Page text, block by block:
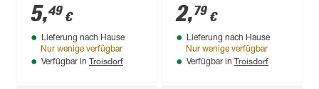
5,49 €
Lieferung nach Hause
Nur wenige verfügbar
Verfügbar in Troisdorf
2,79 €
Lieferung nach Hause
Nur wenige verfügbar
Verfügbar in Troisdorf